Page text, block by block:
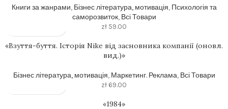
Книги за жанрами, Бізнес література, мотивація, Психологія та
саморозвиток, Всі Товари
zł 59.00
«Взуття-буття. Історія Nike від засновника компанії (оновл.
вид.)»
Бізнес література, мотивація, Маркетинг. Реклама, Всі Товари
zł 69.00
«1984»